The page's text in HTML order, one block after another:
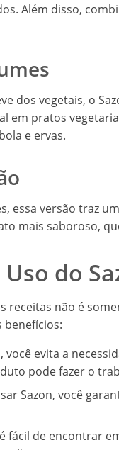
Além disso,
dos vegetais, o
em pratos
e ervas.
essa versão traz
mais saboroso,
do
receitas não é
benefícios:
você evita a
pode fazer o
Sazon, você
fácil de encontrar